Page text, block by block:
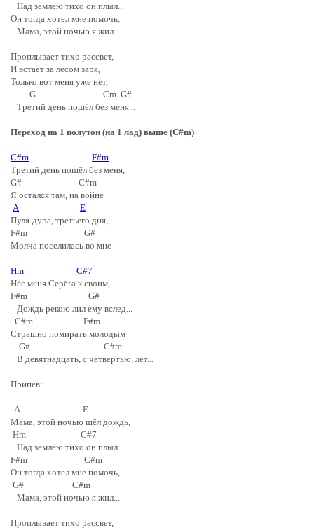
Над землёю тихо он плыл...
Он тогда хотел мне помочь,
Мама, этой ночью я жил...
Проплывает тихо рассвет,
И встаёт за лесом заря,
Только вот меня уже нет,
G Cm G#
Третий день пошёл без меня...
Переход на 1 полутон (на 1 лад) выше (C#m)
C#m
F#m
Третий день пошёл без меня,
G# C#m
Я остался там, на войне
A
E
Пуля-дура, третьего дня,
F#m G#
Молча поселилась во мне
Hm
C#7
Нёс меня Серёга к своим,
F#m G#
Дождь рекою лил ему вслед...
C#m F#m
Страшно помирать молодым
G# C#m
В девятнадцать, с четвертью, лет...
Припев:
A E
Мама, этой ночью шёл дождь,
Hm C#7
Над землёю тихо он плыл...
F#m C#m
Он тогда хотел мне помочь,
G# C#m
Мама, этой ночью я жил...
Проплывает тихо рассвет,